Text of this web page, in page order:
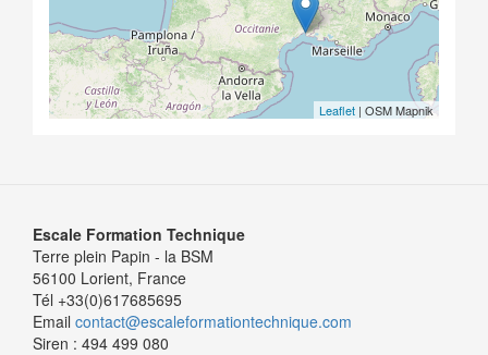
Leaflet | OSM Mapnik
Escale Formation Technique
Terre plein Papin - la BSM
56100 Lorient, France
Tél +33(0)617685695
Email contact@escaleformationtechnique.com
Siren : 494 499 080